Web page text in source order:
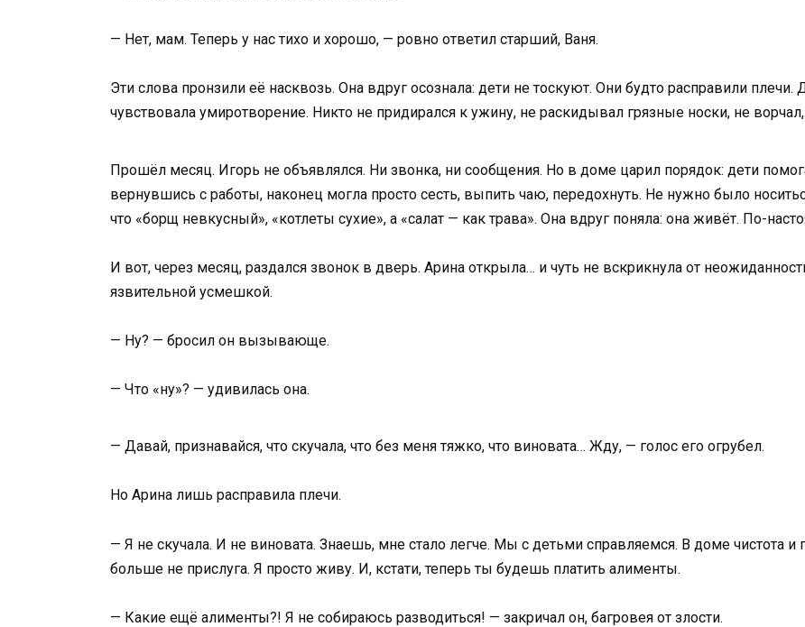
— Нет, мам. Теперь у нас тихо и хорошо, — ровно ответил старший, Ваня.
Эти слова пронзили её насквозь. Она вдруг осознала: дети не тоскуют. Они будто расправили
чувствовала умиротворение. Никто не придирался к ужину, не раскидывал грязные носки, не
Прошёл месяц. Игорь не объявлялся. Ни звонка, ни сообщения. Но в доме царил порядок: дети
вернувшись с работы, наконец могла просто сесть, выпить чаю, передохнуть. Не нужно было
что «борщ невкусный», «котлеты сухие», а «салат — как трава». Она вдруг поняла: она живёт. По-
И вот, через месяц, раздался звонок в дверь. Арина открыла… и чуть не вскрикнула от
язвительной усмешкой.
— Ну? — бросил он вызывающе.
— Что «ну»? — удивилась она.
— Давай, признавайся, что скучала, что без меня тяжко, что виновата… Жду, — голос его огрубел.
Но Арина лишь расправила плечи.
— Я не скучала. И не виновата. Знаешь, мне стало легче. Мы с детьми справляемся. В доме чистота и
больше не прислуга. Я просто живу. И, кстати, теперь ты будешь платить алименты.
— Какие ещё алименты?! Я не собираюсь разводиться! — закричал он, багровея от злости.